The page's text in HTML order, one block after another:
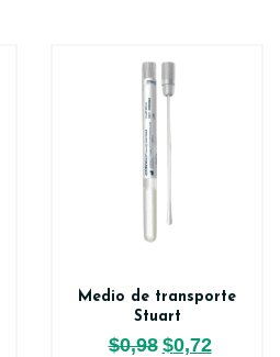
Medio de transporte
Stuart
$0,98 $0,72